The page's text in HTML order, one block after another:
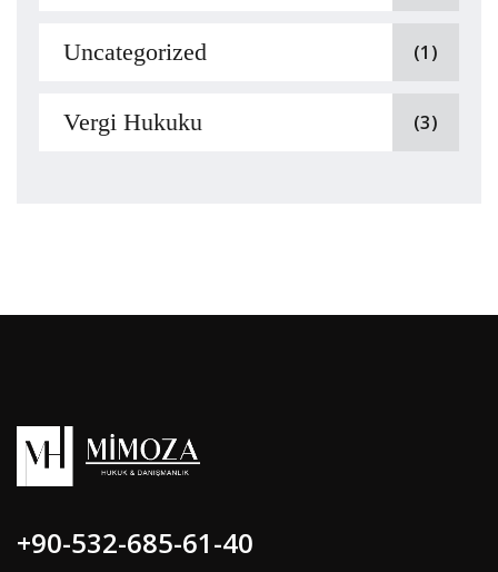
Uncategorized (1)
Vergi Hukuku (3)
+90-532-685-61-40